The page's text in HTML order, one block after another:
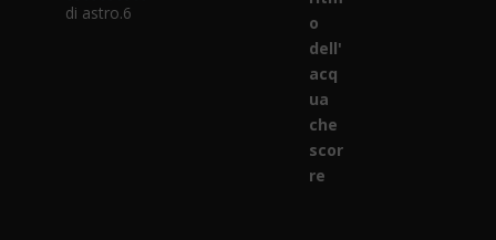
Valutato5
di astro.6